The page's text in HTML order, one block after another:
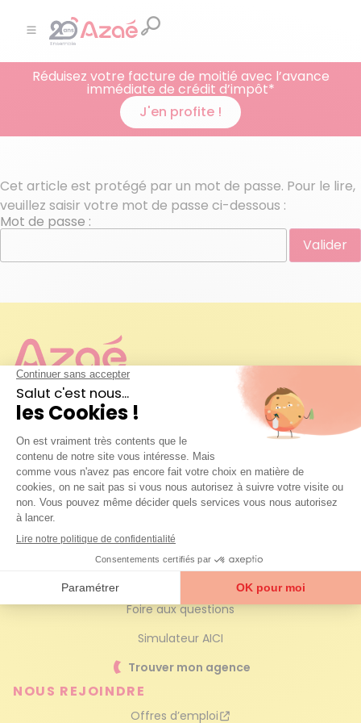
Réduisez votre facture de moitié avec l’avance
immédiate de crédit d’impôt*
J'en profite !
Cet article est protégé par un mot de passe. Pour le lire,
veuillez saisir votre mot de passe ci-dessous :
Mot de passe :
Spécialistes des services à la personne, nous vous
rendons la vie plus facile en prenant soin de vous et
de votre maison. Et ce, depuis près de 20 ans !
Prêt à simplifier votre quotidien ?
Contactez-nous
AZAÉ
Nos services à la personne
Engagements qualité
Foire aux questions
Simulateur AICI
Trouver mon agence
NOUS REJOINDRE
Offres d’emploi